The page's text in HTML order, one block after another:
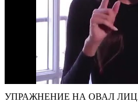
УПРАЖНЕНИЕ НА ОВАЛ